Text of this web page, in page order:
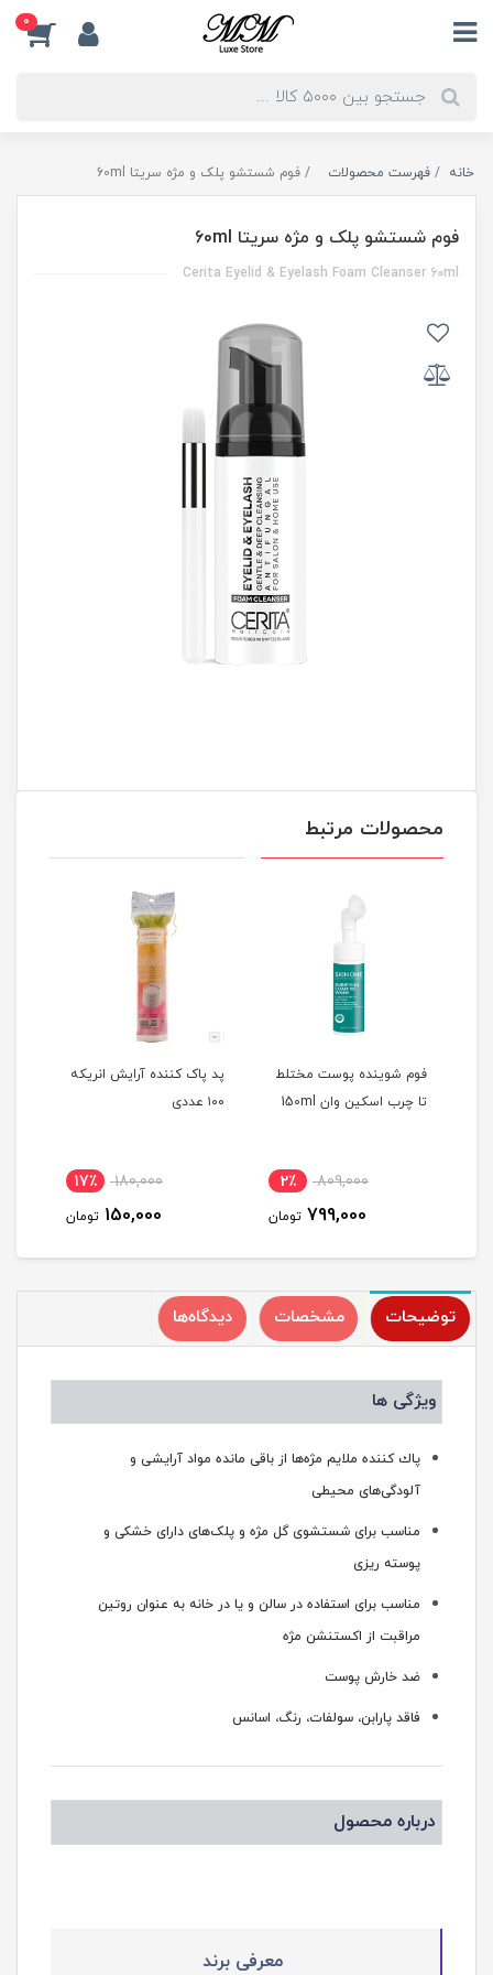
0
خانه فهرست محصولات فوم شستشو پلک و مژه سریتا 60ml
فوم شستشو پلک و مژه سریتا 60ml
Cerita Eyelid & Eyelash Foam Cleanser 60ml
محصولات مرتبط
فوم شوینده پوست مختلط
تا چرب اسکین وان 150ml
809,000 2٪
799,000 تومان
پد پاک کننده آرایش انریکه
۱۰۰ عددی
180,000 17٪
150,000 تومان
توضیحات مشخصات دیدگاه‌ها
ویژگی ها
پاك کننده ملایم مژه‌ها از باقى مانده مواد آرایشى و
آلودگى‌هاى محیطى
مناسب براى شستشوى گل مژه و پلک‌هاى داراى خشکى و
پوسته ریزى
مناسب براى استفاده در سالن و یا در خانه به عنوان روتین
مراقبت از اکستنشن مژه
ضد خارش پوست
فاقد پارابن، سولفات، رنگ، اسانس
درباره محصول
معرفی برند